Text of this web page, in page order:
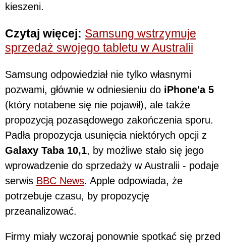
kieszeni.
Czytaj więcej: Samsung wstrzymuje
sprzedaż swojego tabletu w Australii
Samsung odpowiedział nie tylko własnymi
pozwami, głównie w odniesieniu do iPhone'a 5
(który notabene się nie pojawił), ale także
propozycją pozasądowego zakończenia sporu.
Padła propozycja usunięcia niektórych opcji z
Galaxy Taba 10,1, by możliwe stało się jego
wprowadzenie do sprzedaży w Australii - podaje
serwis BBC News. Apple odpowiada, że
potrzebuje czasu, by propozycję
przeanalizować.
Firmy miały wczoraj ponownie spotkać się przed